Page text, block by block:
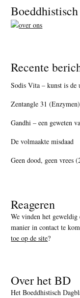
Footer
Recente
Sodis Vita – kunst is
Zentangle 31 (Enzymen)
Gandhi – een geweten
De volmaakte misdaad
Geen dood, geen vrees
Reageren
We vinden het
manier in contact te
toe op de site?
Over het BD
Het Boeddhistisch